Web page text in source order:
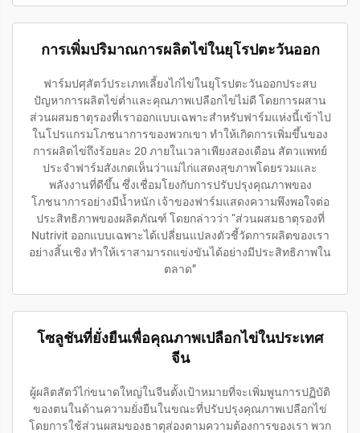
การเพิ่มปริมาณการผลิตไข่ในยุโรปตะวันออก
ฟาร์มปศุสัตว์ประเภทเลี้ยงไก่ไข่ในยุโรปตะวันออกประสบ
ปัญหาการผลิตไข่ต่ำและคุณภาพเปลือกไข่ไม่ดี โดยการผสาน
ส่วนผสมธาตุรองที่เราออกแบบเฉพาะสำหรับฟาร์มแห่งนี้เข้าไป
ในโปรแกรมโภชนาการของพวกเขา ทำให้เกิดการเพิ่มขึ้นของ
การผลิตไข่ถึงร้อยละ 20 ภายในเวลาเพียงสองเดือน สัตวแพทย์
ประจำฟาร์มสังเกตเห็นว่าแม่ไก่แสดงสุขภาพโดยรวมและ
พลังงานที่ดีขึ้น ซึ่งเชื่อมโยงกับการปรับปรุงคุณภาพของ
โภชนาการอย่างมีน้ำหนัก เจ้าของฟาร์มแสดงความพึงพอใจต่อ
ประสิทธิภาพของผลิตภัณฑ์ โดยกล่าวว่า “ส่วนผสมธาตุรองที่
Nutrivit ออกแบบเฉพาะได้เปลี่ยนแปลงตัวชี้วัดการผลิตของเรา
อย่างสิ้นเชิง ทำให้เราสามารถแข่งขันได้อย่างมีประสิทธิภาพใน
ตลาด”
โซลูชันที่ยั่งยืนเพื่อคุณภาพเปลือกไข่ในประเทศ
จีน
ผู้ผลิตสัตว์ไก่ขนาดใหญ่ในจีนตั้งเป้าหมายที่จะเพิ่มพูนการปฏิบัติ
ของตนในด้านความยั่งยืนในขณะที่ปรับปรุงคุณภาพเปลือกไข่
โดยการใช้ส่วนผสมของธาตุส่องตามความต้องการของเรา พวก